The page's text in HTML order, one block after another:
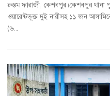
রুস্তম ফারাজী, কেশবপুর।কেশবপুর থানা
ওয়ারেন্টভূক্ত দুই নারীসহ ১১ জন
(৬...